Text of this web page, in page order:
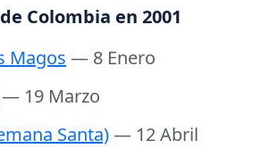
Colombia en 2001
Magos — 8 Enero
— 19 Marzo
Santa)— 12 Abril